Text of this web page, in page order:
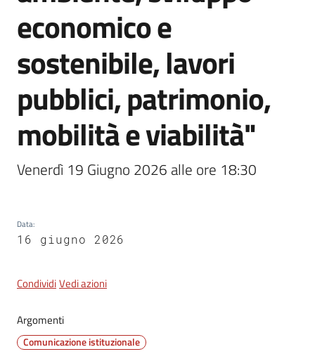
Seguici
su
economico e
sostenibile, lavori
pubblici, patrimonio,
mobilità e viabilità"
Venerdì 19 Giugno 2026 alle ore 18:30
Data:
16 giugno 2026
CondividiVedi azioni
Argomenti
Comunicazione istituzionale